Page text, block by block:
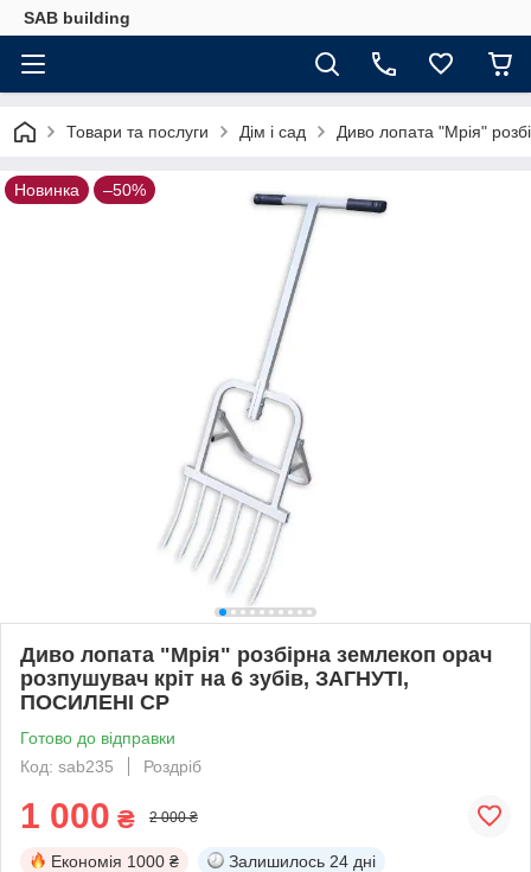
SAB building
Товари та послуги Дім і сад Диво лопата "Мрія"
Новинка –50%
Диво лопата "Мрія" розбірна землекоп орач
розпушувач кріт на 6 зубів, ЗАГНУТІ,
ПОСИЛЕНІ СР
Готово до відправки
Код: sab235
Роздріб
1 000 ₴ 2 000 ₴
Економія 1000 ₴ Залишилось 24 дні